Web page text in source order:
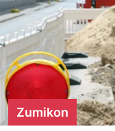
Zumikon